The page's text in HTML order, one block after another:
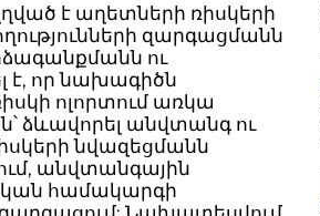
է աղետների ռիսկերի
զարգացմանն
ու
է, որ նախագիծն
ոլորտում առկա
ձևավորել անվտանգ ու
նվազեցմանն
անվտանգային
համակարգի